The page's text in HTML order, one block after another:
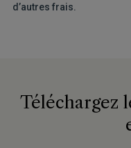
d’autres frais.
Téléchargez